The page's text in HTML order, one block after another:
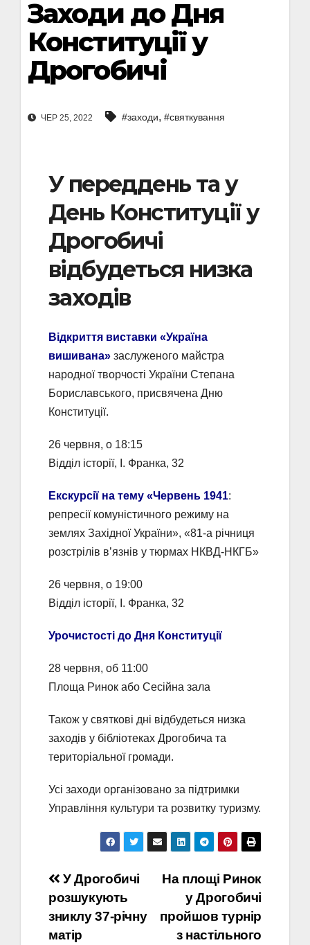
Заходи до Дня
Конституції у
Дрогобичі
ЧЕР 25, 2022 #заходи, #святкування
У переддень та у
День Конституції у
Дрогобичі
відбудеться низка
заходів
Відкриття виставки «Україна
вишивана» заслуженого майстра
народної творчості України Степана
Бориславського, присвячена Дню
Конституції.
26 червня, о 18:15
Відділ історії, І. Франка, 32
Екскурсії на тему «Червень 1941:
репресії комуністичного режиму на
землях Західної України», «81-а річниця
розстрілів в’язнів у тюрмах НКВД-НКГБ»
26 червня, о 19:00
Відділ історії, І. Франка, 32
Урочистості до Дня Конституції
28 червня, об 11:00
Площа Ринок або Сесійна зала
Також у святкові дні відбудеться низка
заходів у бібліотеках Дрогобича та
територіальної громади.
Усі заходи організовано за підтримки
Управління культури та розвитку туризму.
Навігація
записів
На площі Ринок
у Дрогобичі
пройшов турнір
з настільного
У Дрогобичі
розшукують
зниклу 37-річну
матір